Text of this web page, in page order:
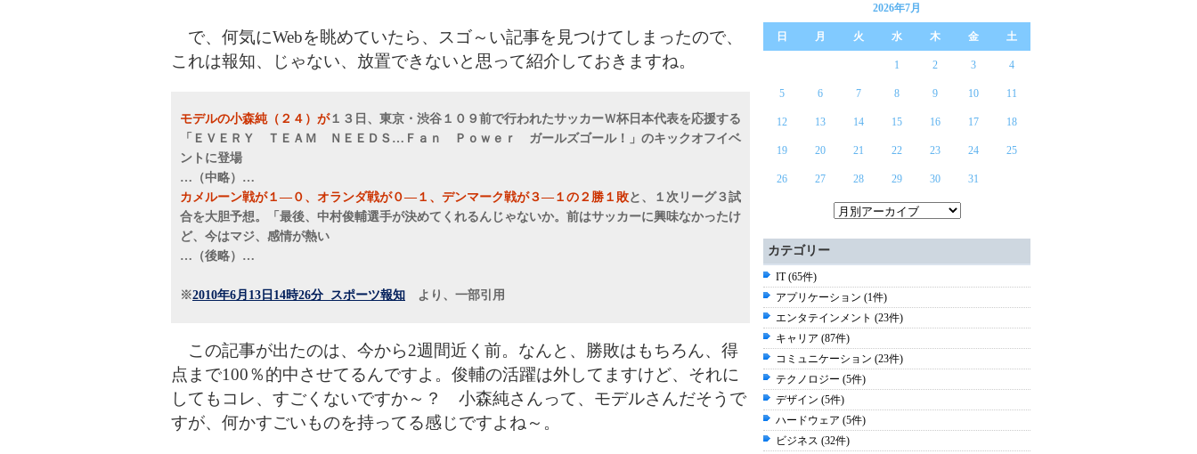
で、何気にWebを眺めていたら、スゴ～い記事を見つけてしまったので、
これは報知、じゃない、放置できないと思って紹介しておきますね。
モデルの小森純（２４）が１３日、東京・渋谷１０９前で行われたサッカーＷ杯日本代表を応援する
「ＥＶＥＲＹ ＴＥＡＭ ＮＥＥＤＳ…Ｆａｎ Ｐｏｗｅｒ ガールズゴール！」のキックオフイベ
ントに登場
…（中略）…
カメルーン戦が１―０、オランダ戦が０―１、デンマーク戦が３―１の２勝１敗と、１次リーグ３試
合を大胆予想。「最後、中村俊輔選手が決めてくれるんじゃないか。前はサッカーに興味なかったけ
ど、今はマジ、感情が熱い
…（後略）…
※2010年6月13日14時26分 スポーツ報知 より、一部引用
この記事が出たのは、今から2週間近く前。なんと、勝敗はもちろん、得
点まで100％的中させてるんですよ。俊輔の活躍は外してますけど、それに
してもコレ、すごくないですか～？ 小森純さんって、モデルさんだそうで
すが、何かすごいものを持ってる感じですよね～。
2026年7月
日 月 火 水 木 金 土
1 2 3 4
5 6 7 8 9 10 11
12 13 14 15 16 17 18
19 20 21 22 23 24 25
26 27 28 29 30 31
カテゴリー
IT (65件)
アプリケーション (1件)
エンタテインメント (23件)
キャリア (87件)
コミュニケーション (23件)
テクノロジー (5件)
デザイン (5件)
ハードウェア (5件)
ビジネス (32件)